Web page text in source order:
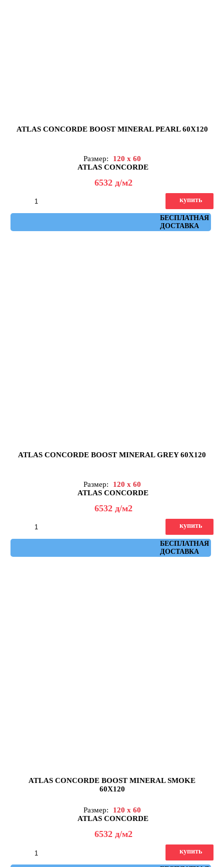
ATLAS CONCORDE BOOST MINERAL PEARL 60X120
Размер:
120 x 60
ATLAS CONCORDE
6532 д/м2
БЕСПЛАТНАЯ
ДОСТАВКА
купить
ATLAS CONCORDE BOOST MINERAL GREY 60X120
Размер:
120 x 60
ATLAS CONCORDE
6532 д/м2
БЕСПЛАТНАЯ
ДОСТАВКА
купить
ATLAS CONCORDE BOOST MINERAL SMOKE
60X120
Размер:
120 x 60
ATLAS CONCORDE
6532 д/м2
купить